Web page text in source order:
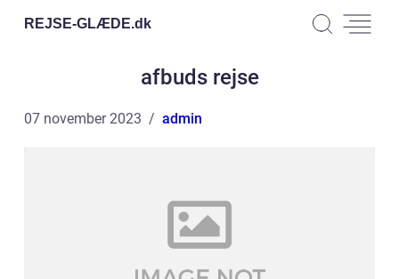
REJSE-GLÆDE.dk
afbuds rejse
07 november 2023 admin